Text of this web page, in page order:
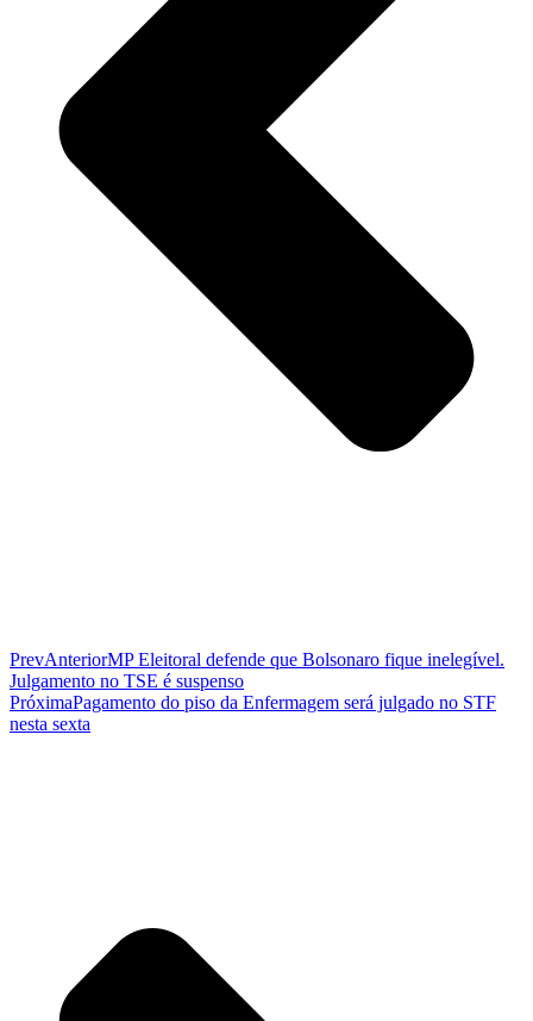
PrevAnteriorMP Eleitoral defende que Bolsonaro fique inelegível.
Julgamento no TSE é suspenso
PróximaPagamento do piso da Enfermagem será julgado no STF
nesta sexta